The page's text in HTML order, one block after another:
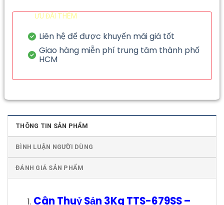
ƯU ĐÃI THÊM
Liên hệ để được khuyến mãi giá tốt
Giao hàng miễn phí trung tâm thành phố
HCM
THÔNG TIN SẢN PHẨM
BÌNH LUẬN NGƯỜI DÙNG
ĐÁNH GIÁ SẢN PHẨM
Cân Thuỷ Sản 3Kg TTS-679SS–